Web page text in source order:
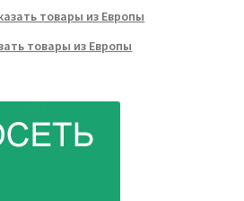
товары из Европы
товары из Европы